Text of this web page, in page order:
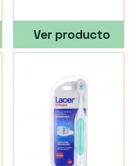
Ver producto